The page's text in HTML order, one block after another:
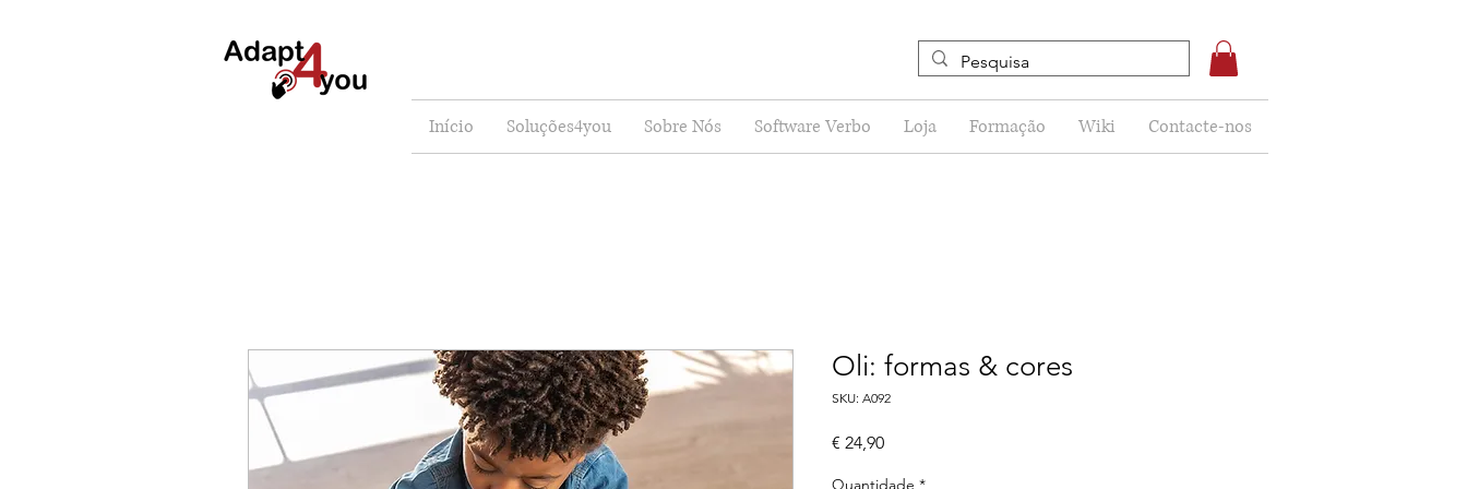
Início Soluções4you Sobre Nós Software Verbo Loja Formação Wiki Contacte-nos
Oli: formas & cores
SKU: A092
€ 24,90Preço